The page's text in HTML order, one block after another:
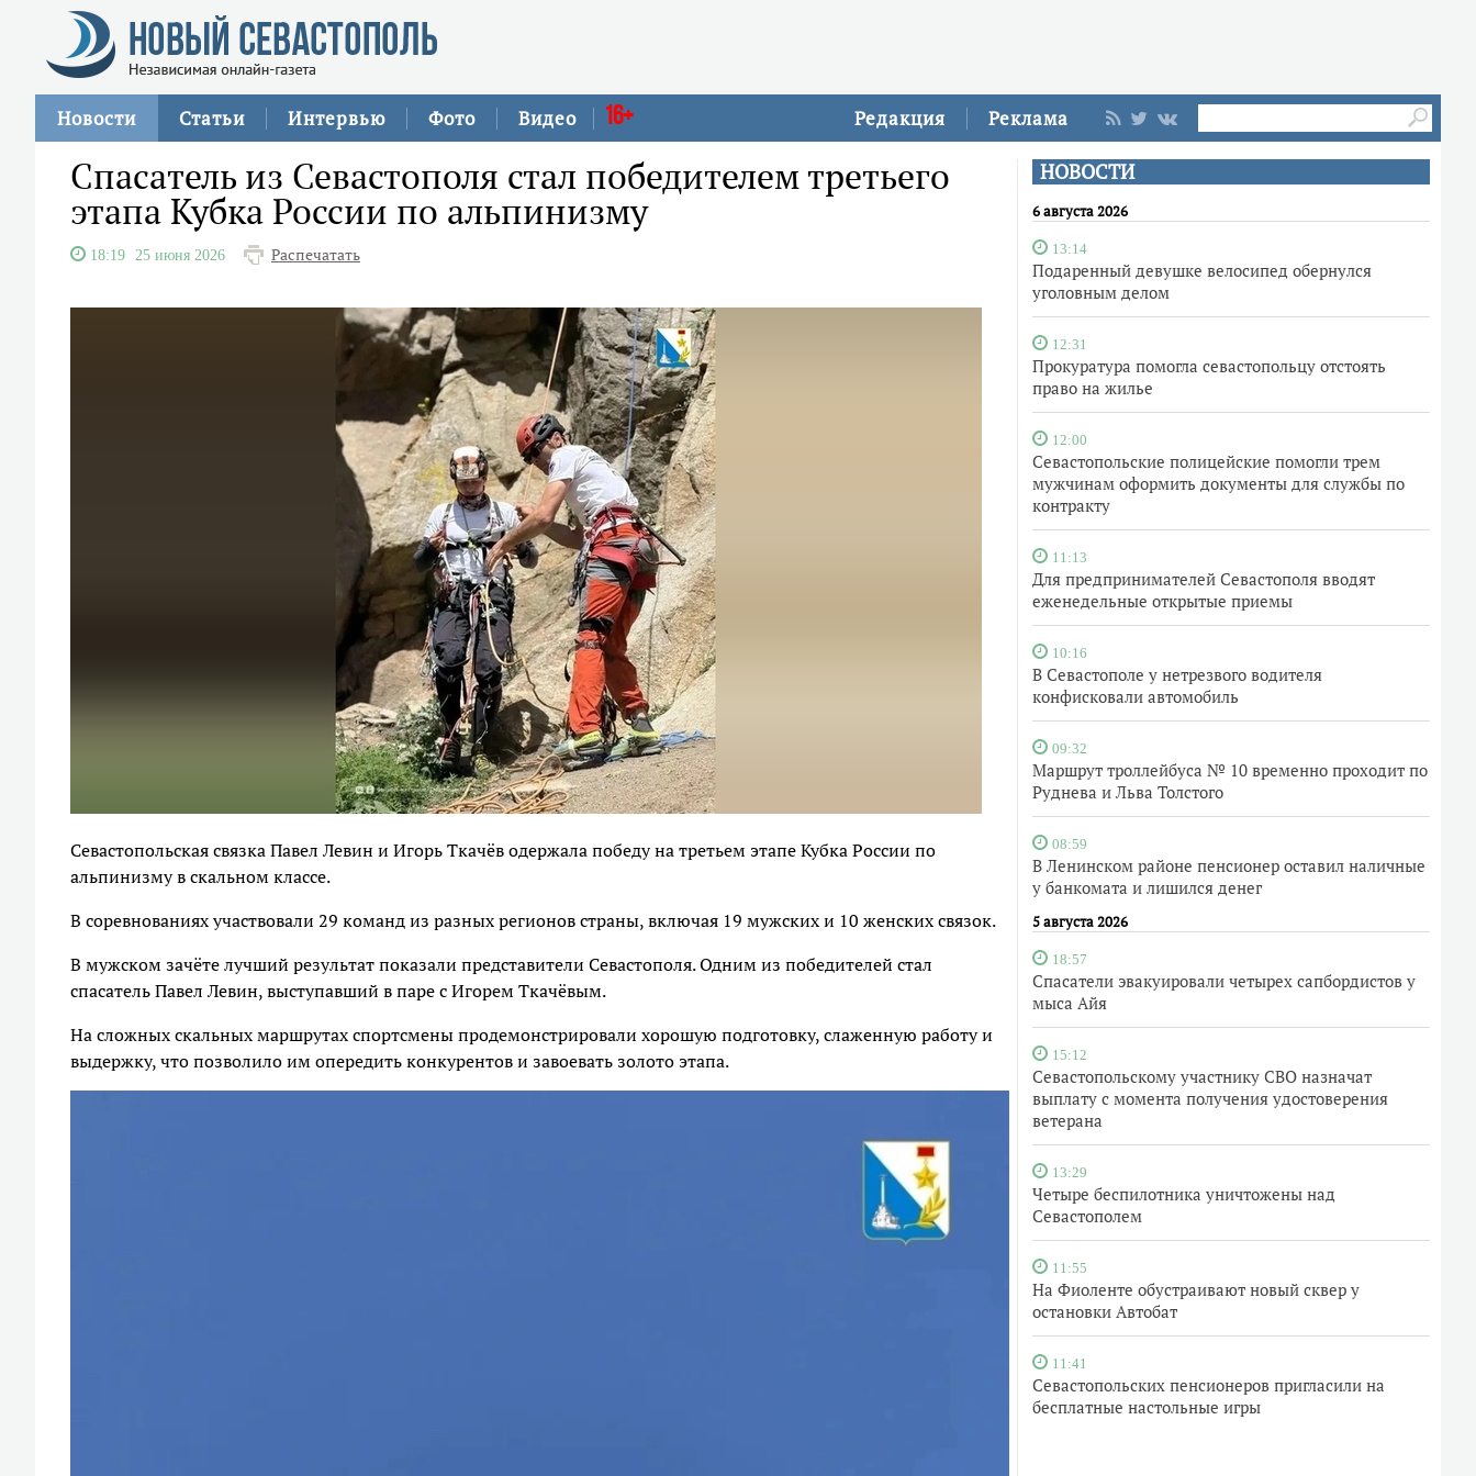
Редакция Реклама
Новости Статьи Интервью Фото Видео 16+
НОВОСТИ
6 августа 2026
13:14
Подаренный девушке велосипед обернулся
уголовным делом
12:31
Прокуратура помогла севастопольцу отстоять
право на жилье
12:00
Севастопольские полицейские помогли трем
мужчинам оформить документы для службы по
контракту
11:13
Для предпринимателей Севастополя вводят
еженедельные открытые приемы
10:16
В Севастополе у нетрезвого водителя
конфисковали автомобиль
09:32
Маршрут троллейбуса № 10 временно проходит по
Руднева и Льва Толстого
08:59
В Ленинском районе пенсионер оставил наличные
у банкомата и лишился денег
5 августа 2026
18:57
Спасатели эвакуировали четырех сапбордистов у
мыса Айя
15:12
Севастопольскому участнику СВО назначат
выплату с момента получения удостоверения
ветерана
13:29
Четыре беспилотника уничтожены над
Севастополем
11:55
На Фиоленте обустраивают новый сквер у
остановки Автобат
11:41
Севастопольских пенсионеров пригласили на
бесплатные настольные игры
Спасатель из Севастополя стал победителем третьего
этапа Кубка России по альпинизму
18:19 25 июня 2026 Распечатать
Севастопольская связка Павел Левин и Игорь Ткачёв одержала победу на третьем этапе Кубка России по
альпинизму в скальном классе.
В соревнованиях участвовали 29 команд из разных регионов страны, включая 19 мужских и 10 женских связок.
В мужском зачёте лучший результат показали представители Севастополя. Одним из победителей стал
спасатель Павел Левин, выступавший в паре с Игорем Ткачёвым.
На сложных скальных маршрутах спортсмены продемонстрировали хорошую подготовку, слаженную работу и
выдержку, что позволило им опередить конкурентов и завоевать золото этапа.